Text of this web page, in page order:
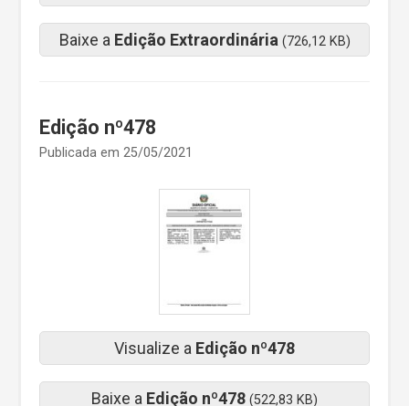
Baixe a Edição Extraordinária (726,12 KB)
Edição nº478
Publicada em 25/05/2021
Visualize a Edição nº478
Baixe a Edição nº478 (522,83 KB)